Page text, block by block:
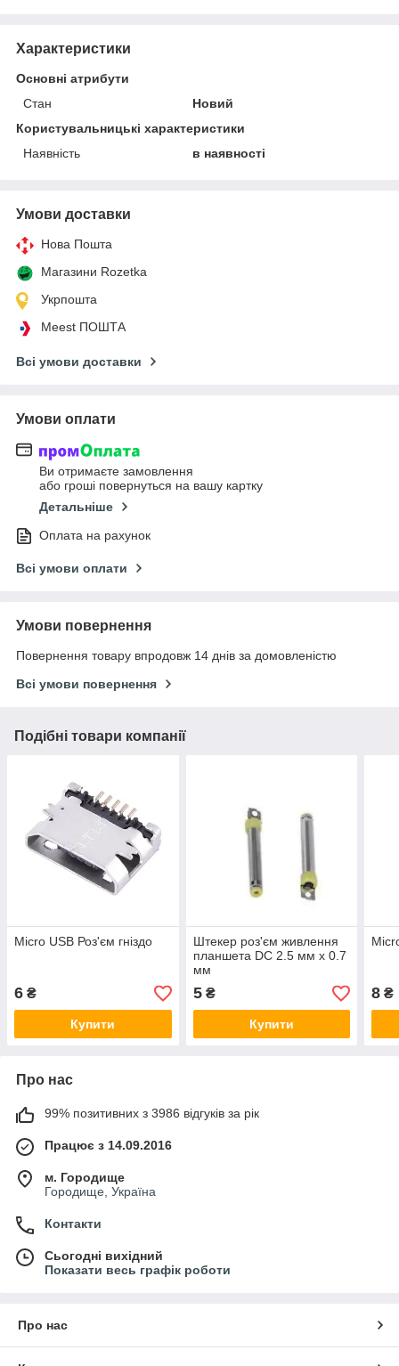
Характеристики
Основні атрибути
Стан
Новий
Користувальницькі характеристики
Наявність
в наявності
Умови доставки
Нова Пошта
Магазини Rozetka
Укрпошта
Meest ПОШТА
Всі умови доставки
Умови оплати
Ви отримаєте замовлення
або гроші повернуться на вашу картку
Детальніше
Оплата на рахунок
Всі умови оплати
Умови повернення
Повернення товару впродовж 14 днів за домовленістю
Всі умови повернення
Подібні товари компанії
Micro USB Роз'єм гніздо
6 ₴
Купити
Штекер роз'єм живлення
планшета DC 2.5 мм x 0.7
мм
5₴
Купити
8 ₴
Про нас
99% позитивних з 3986 відгуків за рік
Працює з 14.09.2016
м. Городище
Городище, Україна
Контакти
Сьогодні вихідний
Показати весь графік роботи
Про нас